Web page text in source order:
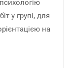
у групі, для
на